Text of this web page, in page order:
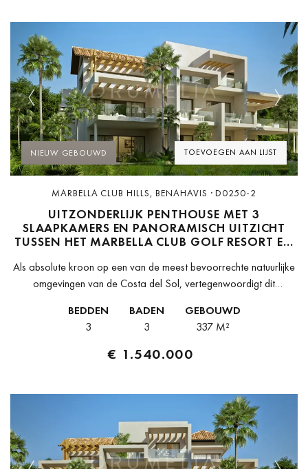
TOEVOEGEN AAN LIJST
Previous Next
NIEUW GEBOUWD
MARBELLA CLUB HILLS, BENAHAVIS · D0250-2
UITZONDERLIJK PENTHOUSE MET 3
SLAAPKAMERS EN PANORAMISCH UITZICHT
TUSSEN HET MARBELLA CLUB GOLF RESORT EN
Als absolute kroon op een van de meest bevoorrechte natuurlijke
omgevingen van de Costa del Sol, vertegenwoordigt dit
toppunt van luxe...
BEDDEN
3
BADEN
3
GEBOUWD
337 M²
€ 1.540.000